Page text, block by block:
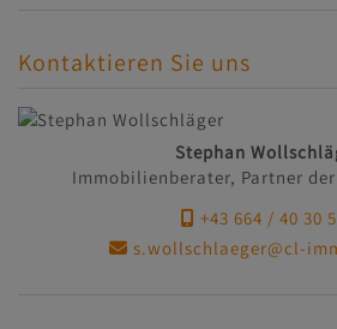
Kontaktieren Sie uns
Stephan
Immobilienberater, Partner
+43 664 / 40 30
s.wollschlaeger@cl-